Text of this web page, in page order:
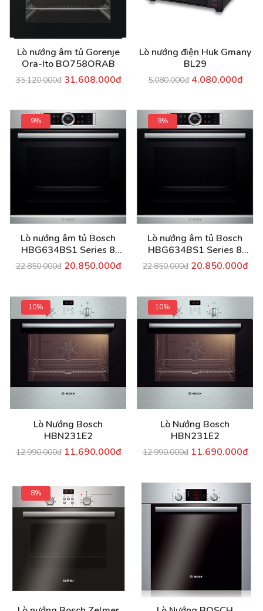
Lò nướng âm tủ Gorenje
Ora-Ito BO758ORAB
35.120.000đ 31.608.000đ
Lò nướng điện Huk Gmany
BL29
5.080.000đ 4.080.000đ
9%
Lò nướng âm tủ Bosch
HBG634BS1 Series 8
Nướng 4D
22.850.000đ 20.850.000đ
9%
Lò nướng âm tủ Bosch
HBG634BS1 Series 8
Nướng 4D
22.850.000đ 20.850.000đ
10%
Lò Nướng Bosch
HBN231E2
12.990.000đ 11.690.000đ
10%
Lò Nướng Bosch
HBN231E2
12.990.000đ 11.690.000đ
8%